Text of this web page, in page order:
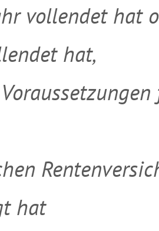
vollendet hat
hat,
hat